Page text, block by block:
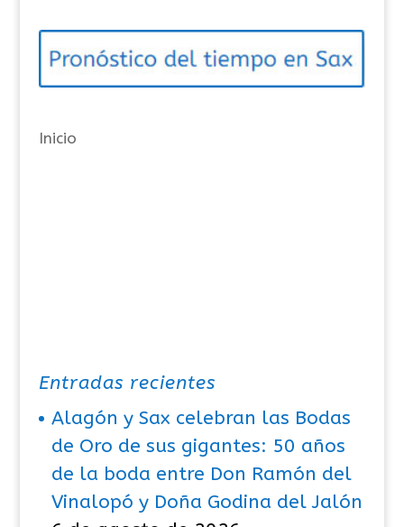
o
í
s
Inicio
Entradas recientes
Alagón y Sax celebran las Bodas
de Oro de sus gigantes: 50 años
de la boda entre Don Ramón del
Vinalopó y Doña Godina del Jalón